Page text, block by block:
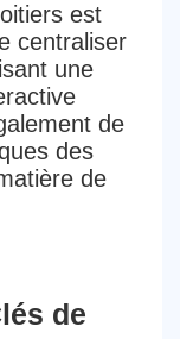
est
centraliser
une
de
des
de
de